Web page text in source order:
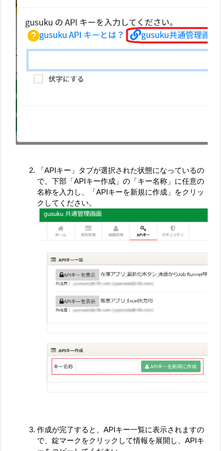
「APIキー」タブが選択された状態になっているの
で、下部「APIキー作成」の「キー名称」に任意の
名称を入力し、「APIキーを新規に作成」をクリッ
クしてください。
作成が完了すると、APIキー一覧に表示されますの
で、錠マークをクリックして情報を展開し、APIキ